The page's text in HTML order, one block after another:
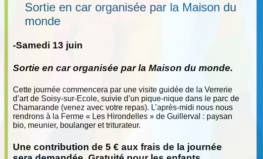
Sortie en car organisée par la Maison du
monde
-Samedi 13 juin
Sortie en car organisée par la Maison du monde.
Cette journée commencera par une visite guidée de la Verrerie
d’art de Soisy-sur-Ecole, suivie d’un pique-nique dans le parc de
Chamarande (venez avec votre repas). L’après-midi nous nous
rendrons à la Ferme « Les Hirondelles » de Guillerval : paysan
bio, meunier, boulanger et triturateur.
Une contribution de 5 € aux frais de la journée